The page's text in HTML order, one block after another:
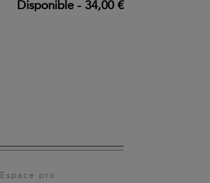
Disponible- 34,00 €
Espace pro